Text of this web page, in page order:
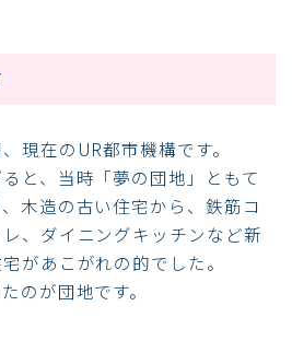
現在のUR都市機構です。
と、当時「夢の団地」ともて
木造の古い住宅から、鉄筋コ
、ダイニングキッチンなど新
があこがれの的でした。
のが団地です。